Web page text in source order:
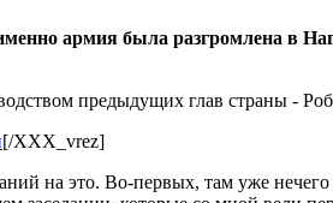
армия была разгромлена в
предыдущих глав страны -
[/XXX_vrez]
на это. Во-первых, там уже нечего